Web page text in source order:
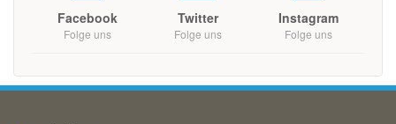
Facebook
Folge uns
Twitter
Folge uns
Instagram
Folge uns